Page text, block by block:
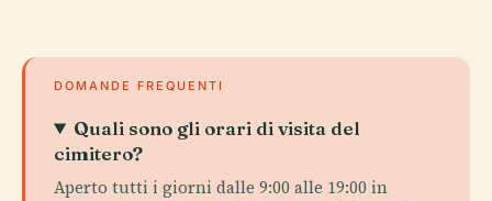
DOMANDE FREQUENTI
Quali sono gli orari di visita del
cimitero?
Aperto tutti i giorni dalle 9:00 alle 19:00 in